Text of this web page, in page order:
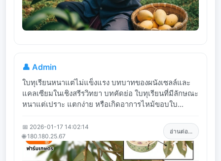
👤 Admin
ใบทุเรียนหนาแต่ไม่แข็งแรง บทบาทของผนังเซลล์และ
แคลเซียมในเชิงสรีรวิทยา บทคัดย่อ ใบทุเรียนที่มีลักษณะ
หนาแต่เปราะ แตกง่าย หรือเกิดอาการไหม้ขอบใบ...
📅 2026-01-17 14:02:14
🌐 180.180.25.67
อ่านต่อ...